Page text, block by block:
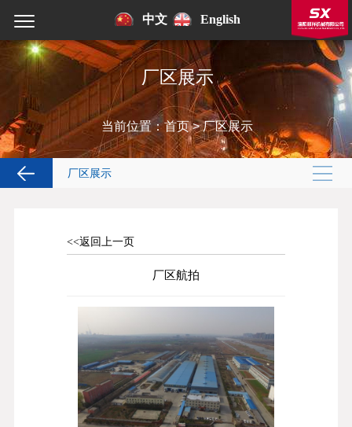
中文 English
厂区展示
当前位置：首页>厂区展示
厂区展示
<<返回上一页
厂区航拍